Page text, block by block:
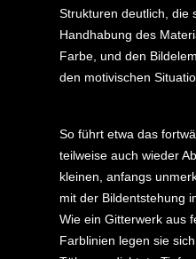
Strukturen deutlich, die
Handhabung des
Farbe, und den
den motivischen
So führt etwa das
teilweise auch wieder
kleinen, anfangs
mit der Bildentstehung
Wie ein Gitterwerk aus
Farblinien legen sie